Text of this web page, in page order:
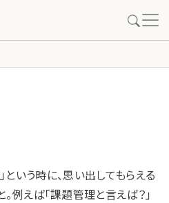
いう時に、思い出してもらえる
例えば「課題管理と言えば？」